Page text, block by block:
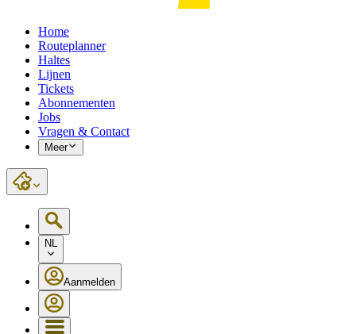
Home
Routeplanner
Haltes
Lijnen
Tickets
Abonnementen
Jobs
Vragen & Contact
Meer
NL
Aanmelden